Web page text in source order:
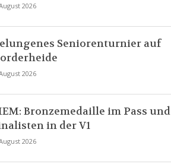
2026
Seniorenturnier auf
2026
Bronzemedaille im Pass und
in der V1
2026